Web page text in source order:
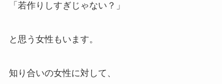
「若作りしすぎじゃない？」
と思う女性もいます。
知り合いの女性に対して、